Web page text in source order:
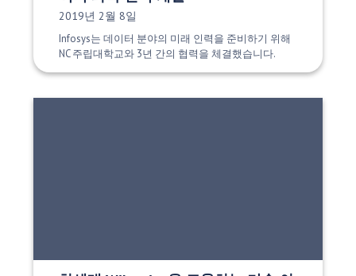
게시 날짜:
2019년 2월 8일
Infosys는 데이터 분야의 미래 인력을 준비하기 위해
NC 주립대학교와 3년 간의 협력을 체결했습니다.